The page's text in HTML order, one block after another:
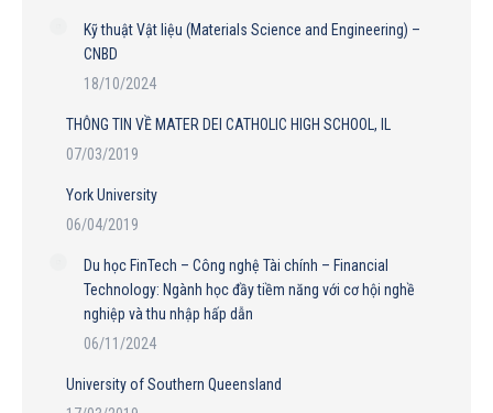
Kỹ thuật Vật liệu (Materials Science and Engineering) –
CNBD
18/10/2024
THÔNG TIN VỀ MATER DEI CATHOLIC HIGH SCHOOL, IL
07/03/2019
York University
06/04/2019
Du học FinTech – Công nghệ Tài chính – Financial
Technology: Ngành học đầy tiềm năng với cơ hội nghề
nghiệp và thu nhập hấp dẫn
06/11/2024
University of Southern Queensland